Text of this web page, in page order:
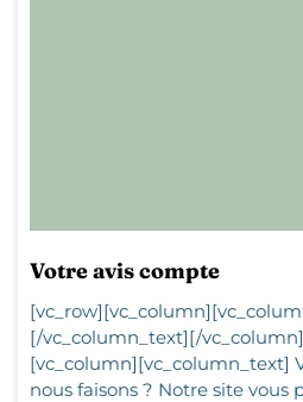
Votre avis compte
[/vc_column_text][/
[vc_column][vc_column_text]
nous faisons ? Notre site vous